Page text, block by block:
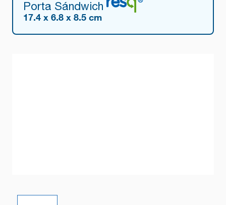
Porta Sándwich
17.4 x 6.8 x 8.5 cm